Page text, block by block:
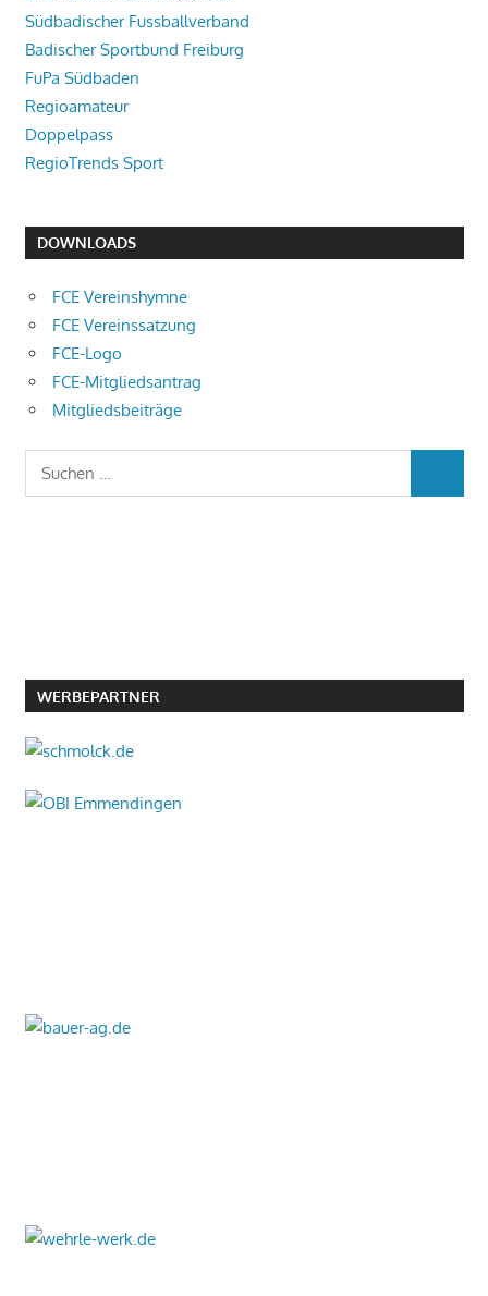
Südbadischer Fussballverband
Badischer Sportbund Freiburg
FuPa Südbaden
Regioamateur
Doppelpass
RegioTrends Sport
DOWNLOADS
FCE Vereinshymne
FCE Vereinssatzung
FCE-Logo
FCE-Mitgliedsantrag
Mitgliedsbeiträge
Suchen
nach:
WERBEPARTNER